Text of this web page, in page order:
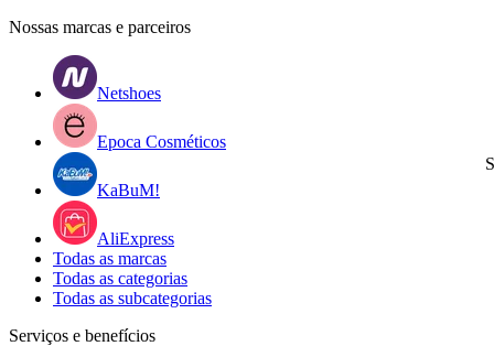
Nossas marcas e parceiros
Netshoes
Epoca Cosméticos
KaBuM!
AliExpress
Todas as marcas
Todas as categorias
Todas as subcategorias
Serviços e benefícios